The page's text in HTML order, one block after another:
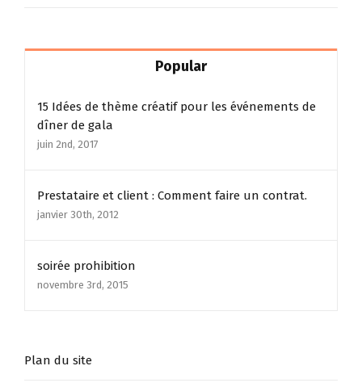
Popular
15 Idées de thème créatif pour les événements de
dîner de gala
juin 2nd, 2017
Prestataire et client : Comment faire un contrat.
janvier 30th, 2012
soirée prohibition
novembre 3rd, 2015
Plan du site